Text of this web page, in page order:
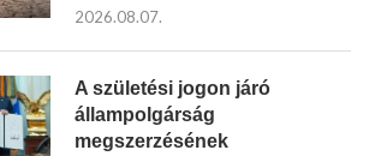
2026.08.07.
A születési jogon járó
állampolgárság
megszerzésének